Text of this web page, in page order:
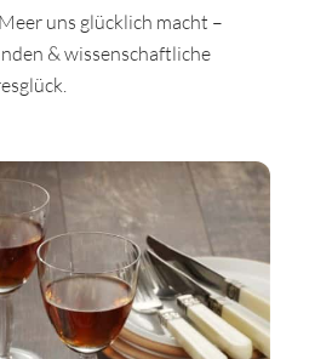
uns glücklich macht –
& wissenschaftliche